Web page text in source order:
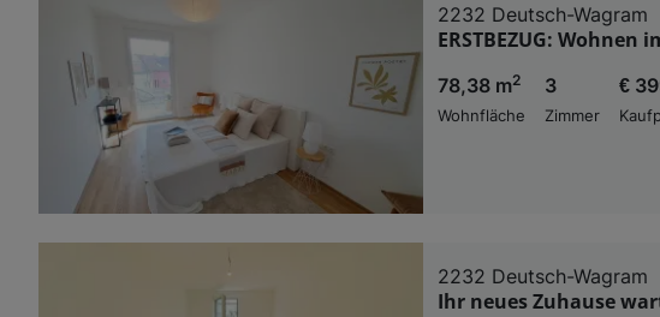
2232 Deutsch-Wagram
ERSTBEZUG:
78,38 m2
Wohnfläche
3
Zimmer
€
2232 Deutsch-Wagram
Ihr neues Zuhause